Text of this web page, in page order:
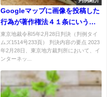
Googleマップに画像を投稿した
行為が著作権法４１条にいう時
事の事件の報道のための利用に
該当しないとされた事例
東京地裁令和5年2月28日判決（判例タイ
ムズ1514号233頁） 判決内容の要点 2023
年2月28日、東京地方裁判所において、イ
ンターネッ...